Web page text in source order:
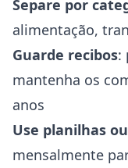
Separe por
alimentação,
Guarde recibos:
mantenha os
anos
Use planilhas
mensalmente